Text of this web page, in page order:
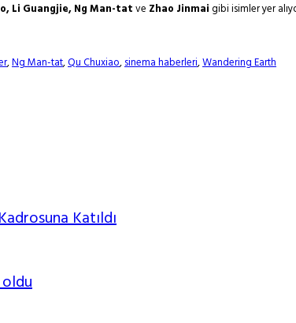
Li Guangjie, Ng Man-tatve Zhao Jinmai gibi isimler yer
,Ng Man-tat,Qu Chuxiao,sinema haberleri,Wandering Earth
Katıldı
oldu